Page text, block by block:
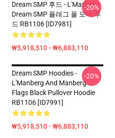
Dream SMP 후드 - L'Manberg
Dream SMP 플래그 풀 오버 후
드 RB1106 [ID7981]
₩5,918,510 - ₩6,883,110
-20%
Dream SMP Hoodies -
L'Manberg And Manberg
Flags Black Pullover Hoodie
RB1106 [ID7991]
₩5,918,510 - ₩6,883,110
-20%